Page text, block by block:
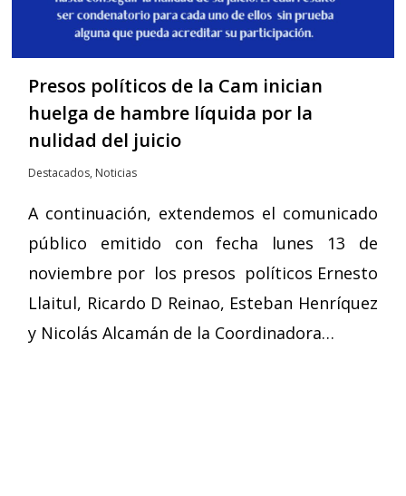
Presos políticos de la Cam inician
huelga de hambre líquida por la
nulidad del juicio
Destacados, Noticias
A continuación, extendemos el comunicado
público emitido con fecha lunes 13 de
noviembre por los presos políticos Ernesto
Llaitul, Ricardo D Reinao, Esteban Henríquez
y Nicolás Alcamán de la Coordinadora…